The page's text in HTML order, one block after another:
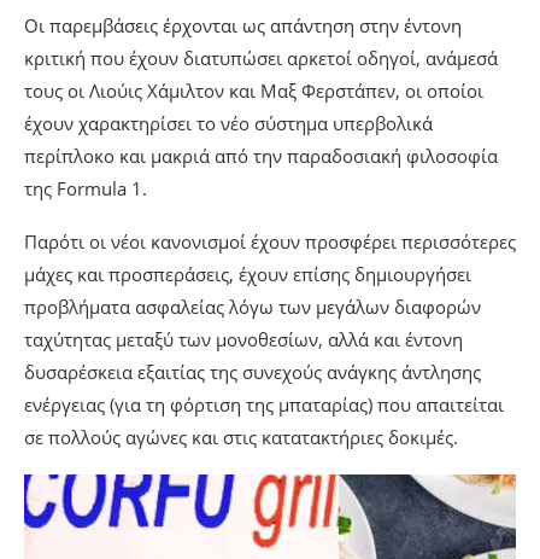
Οι παρεμβάσεις έρχονται ως απάντηση στην έντονη
κριτική που έχουν διατυπώσει αρκετοί οδηγοί, ανάμεσά
τους οι Λιούις Χάμιλτον και Μαξ Φερστάπεν, οι οποίοι
έχουν χαρακτηρίσει το νέο σύστημα υπερβολικά
περίπλοκο και μακριά από την παραδοσιακή φιλοσοφία
της Formula 1.
Παρότι οι νέοι κανονισμοί έχουν προσφέρει περισσότερες
μάχες και προσπεράσεις, έχουν επίσης δημιουργήσει
προβλήματα ασφαλείας λόγω των μεγάλων διαφορών
ταχύτητας μεταξύ των μονοθεσίων, αλλά και έντονη
δυσαρέσκεια εξαιτίας της συνεχούς ανάγκης άντλησης
ενέργειας (για τη φόρτιση της μπαταρίας) που απαιτείται
σε πολλούς αγώνες και στις κατατακτήριες δοκιμές.